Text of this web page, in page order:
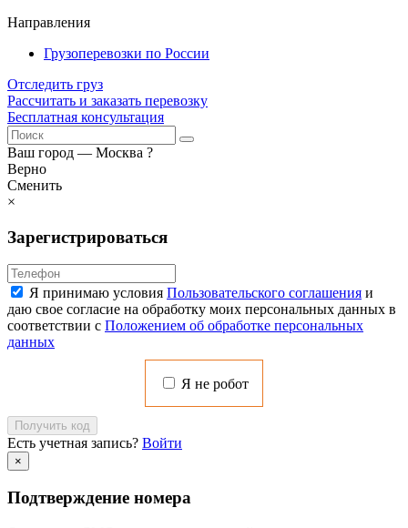
Направления
Грузоперевозки по России
Отследить груз
Рассчитать и заказать перевозку
Бесплатная консультация
Ваш город — Москва ?
Верно
Сменить
×
Зарегистрироваться
Я принимаю условия Пользовательского соглашения и
даю свое согласие на обработку моих персональных данных в
соответствии с Положением об обработке персональных
данных
Я не робот
Получить код
Есть учетная запись? Войти
×
Подтверждение номера